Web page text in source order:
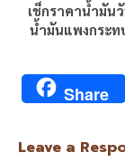
เช็กราคาน้ำมัน
น้ำมันแพงกระท
Share
Leave a